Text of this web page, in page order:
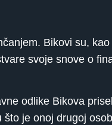
Bikovi su,
svoje snove o
odlike Bikova
je onoj drugoj